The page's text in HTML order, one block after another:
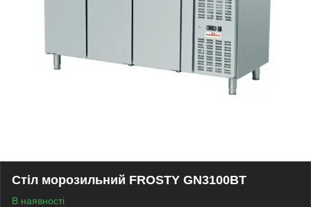
Стіл морозильний FROSTY GN3100BT
В наявності